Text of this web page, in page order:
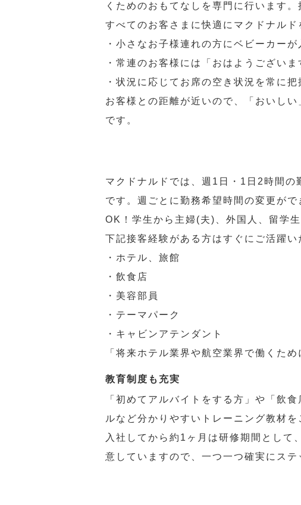
くためのおもてなしを専門に行います
すべてのお客さまに快適にマクドナル
・小さなお子様連れの方にベビーカー
・常連のお客様には「おはようござい
・状況に応じてお席の空き状況を常に
お客様との距離が近いので、「おいし
です。
マクドナルドでは、週1日・1日2時間
です。週ごとに勤務希望時間の変更が
OK！学生から主婦(夫)、外国人、留学
下記接客経験がある方はすぐにご活躍い
・ホテル、旅館
・飲食店
・美容部員
・テーマパーク
・キャビンアテンダント
「将来ホテル業界や航空業界で働くた
教育制度も充実
「初めてアルバイトをする方」や「飲
ルなど分かりやすいトレーニング教材を
入社してから約1ヶ月は研修期間として
意していますので、一つ一つ確実にステ